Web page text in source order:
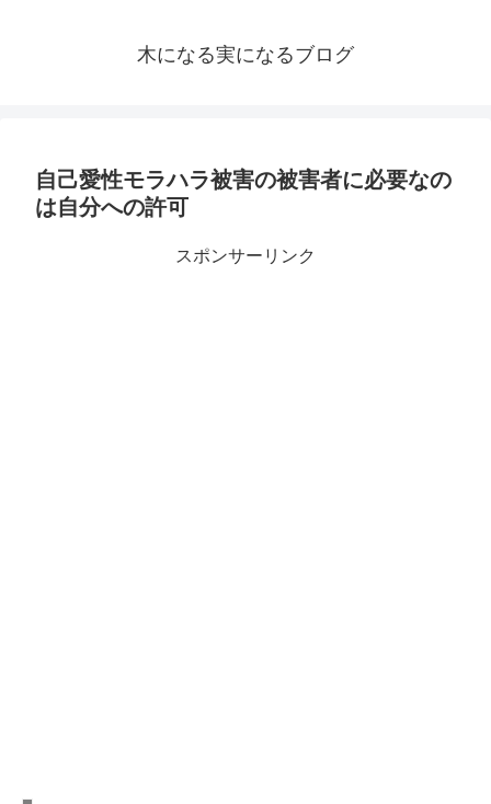
木になる実になるブログ
自己愛性モラハラ被害の被害者に必要なの
は自分への許可
スポンサーリンク